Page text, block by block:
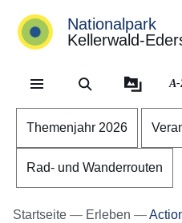
Nationalpark
Kellerwald-
Themenjahr 2026
Rad- und Wanderrouten
Startseite Erleben